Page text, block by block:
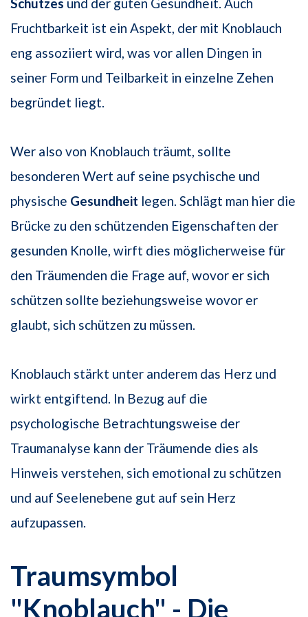
Schutzes und der guten Gesundheit. Auch
Fruchtbarkeit ist ein Aspekt, der mit Knoblauch
eng assoziiert wird, was vor allen Dingen in
seiner Form und Teilbarkeit in einzelne Zehen
begründet liegt.
Wer also von Knoblauch träumt, sollte
besonderen Wert auf seine psychische und
physische Gesundheit legen. Schlägt man hier die
Brücke zu den schützenden Eigenschaften der
gesunden Knolle, wirft dies möglicherweise für
den Träumenden die Frage auf, wovor er sich
schützen sollte beziehungsweise wovor er
glaubt, sich schützen zu müssen.
Knoblauch stärkt unter anderem das Herz und
wirkt entgiftend. In Bezug auf die
psychologische Betrachtungsweise der
Traumanalyse kann der Träumende dies als
Hinweis verstehen, sich emotional zu schützen
und auf Seelenebene gut auf sein Herz
aufzupassen.
Traumsymbol
"Knoblauch" - Die